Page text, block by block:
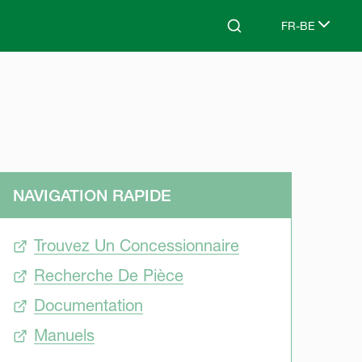
Search FR-BE
Select
NAVIGATION RAPIDE
Trouvez Un Concessionnaire
Recherche De Pièce
Documentation
Manuels